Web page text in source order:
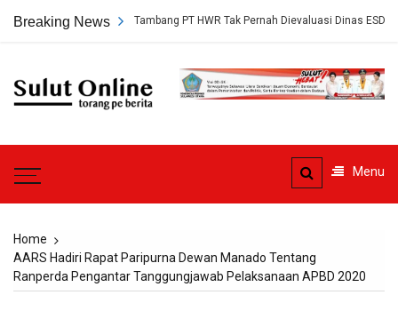
Breaking News
Persetujuan Tambang PT HWR Tak Pernah Dievaluasi Dinas ESDM
Sulut
Menu
Home
AARS Hadiri Rapat Paripurna Dewan Manado Tentang
Ranperda Pengantar Tanggungjawab Pelaksanaan APBD 2020